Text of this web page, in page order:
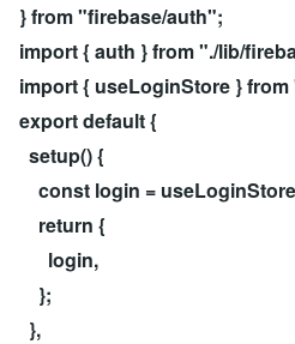
} from "firebase/auth";
import { auth } from "./lib/
import { useLoginStore }
export default {
setup() {
const login =
return {
login,
};
},